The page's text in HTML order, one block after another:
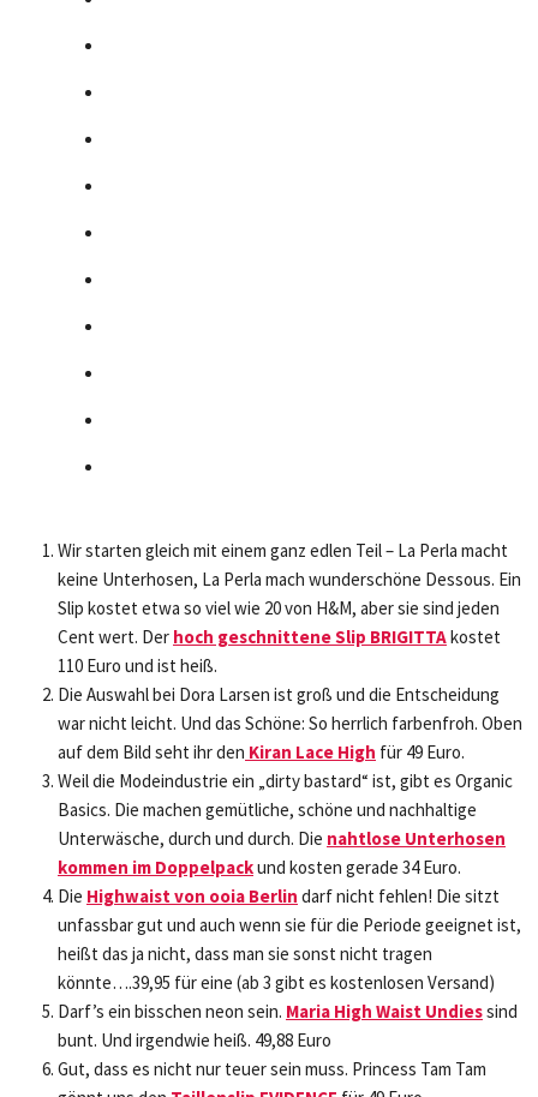
Wir starten gleich mit einem ganz edlen Teil – La Perla macht
keine Unterhosen, La Perla mach wunderschöne Dessous. Ein
Slip kostet etwa so viel wie 20 von H&M, aber sie sind jeden
Cent wert. Der hoch geschnittene Slip BRIGITTAkostet
110 Euro und ist heiß.
Die Auswahl bei Dora Larsen ist groß und die Entscheidung
war nicht leicht. Und das Schöne: So herrlich farbenfroh. Oben
auf dem Bild seht ihr den Kiran Lace High für 49 Euro.
Weil die Modeindustrie ein „dirty bastard“ ist, gibt es Organic
Basics. Die machen gemütliche, schöne und nachhaltige
Unterwäsche, durch und durch. Die nahtlose Unterhosen
kommen im Doppelpackund kosten gerade 34 Euro.
Die Highwaist von ooia Berlin darf nicht fehlen! Die sitzt
unfassbar gut und auch wenn sie für die Periode geeignet ist,
heißt das ja nicht, dass man sie sonst nicht tragen
könnte….39,95 für eine (ab 3 gibt es kostenlosen Versand)
Darf’s ein bisschen neon sein. Maria High Waist Undiessind
bunt. Und irgendwie heiß. 49,88 Euro
Gut, dass es nicht nur teuer sein muss. Princess Tam Tam